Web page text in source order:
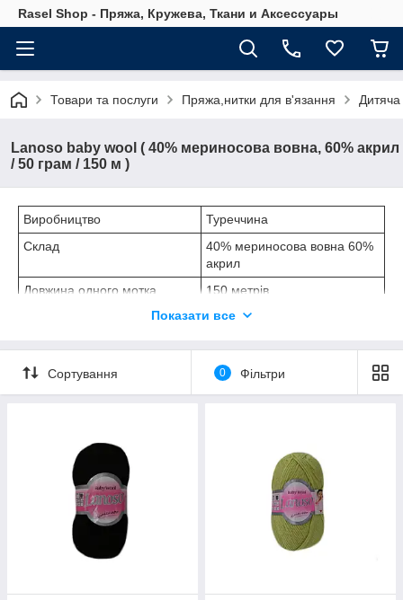
Rasel Shop - Пряжа, Кружева, Ткани и Аксессуары
Товари та послуги Пряжа,нитки для в'язання
Lanoso baby wool ( 40% мериносова вовна, 60% акрил
/ 50 грам / 150 м )
Виробництво
Туреччина
Склад
40% мериносова вовна 60%
акрил
Довжина одного мотка
150 метрів
50 грам
Спиці
№ 4 - 4,5 мм
Показати все
Сортування 0 Фільтри